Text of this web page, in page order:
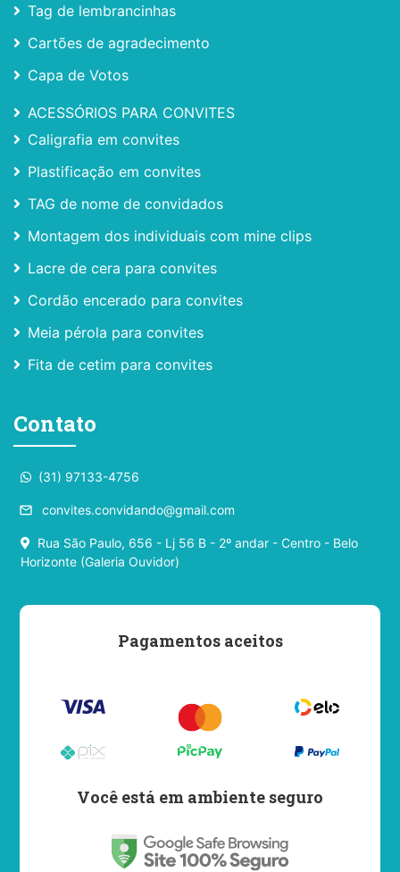
Tag de lembrancinhas
Cartões de agradecimento
Capa de Votos
ACESSÓRIOS PARA CONVITES
Caligrafia em convites
Plastificação em convites
TAG de nome de convidados
Montagem dos individuais com mine clips
Lacre de cera para convites
Cordão encerado para convites
Meia pérola para convites
Fita de cetim para convites
Contato
(31) 97133-4756
email convites.convidando@gmail.com
Rua São Paulo, 656 - Lj 56 B - 2º andar - Centro - Belo
Horizonte (Galeria Ouvidor)
Pagamentos aceitos
Você está em ambiente seguro